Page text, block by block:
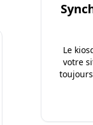
Le
votre